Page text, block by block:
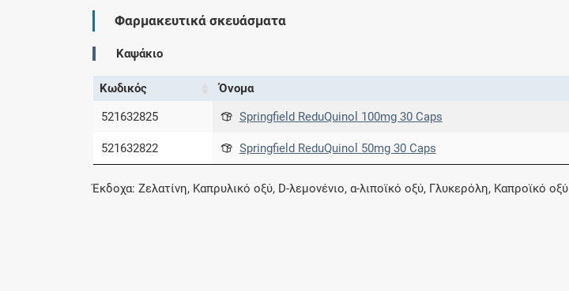
Φαρμακευτικά σκευάσματα
Καψάκιο
Κωδικός Όνομα
521632825
Springfield ReduQuinol 100mg 30 Caps
521632822 Springfield ReduQuinol 50mg 30 Caps
Έκδοχα: Ζελατίνη, Καπρυλικό οξύ, D-λεμονένιο, α-λιποϊκό οξύ, Γλυκερόλη, Καπροϊκό οξύ